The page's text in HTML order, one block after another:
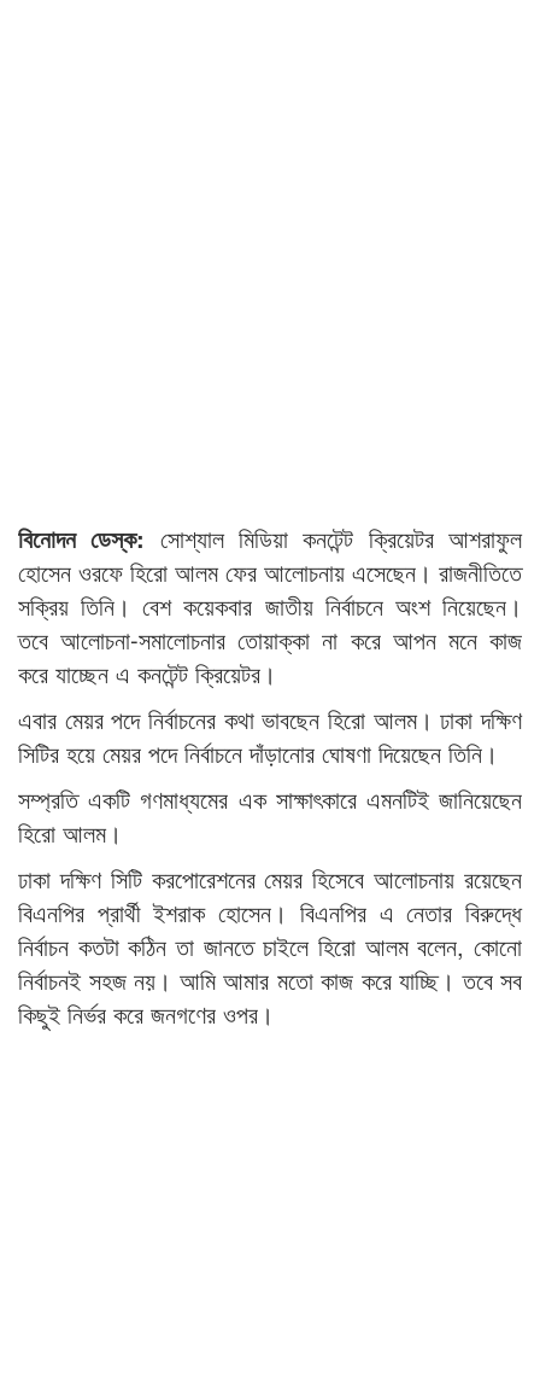
বিনোদন ডেস্ক: সোশ্যাল মিডিয়া কনটেন্ট ক্রিয়েটর আশরাফুল
হোসেন ওরফে হিরো আলম ফের আলোচনায় এসেছেন। রাজনীতিতে
সক্রিয় তিনি। বেশ কয়েকবার জাতীয় নির্বাচনে অংশ নিয়েছেন।
তবে আলোচনা-সমালোচনার তোয়াক্কা না করে আপন মনে কাজ
করে যাচ্ছেন এ কনটেন্ট ক্রিয়েটর।
এবার মেয়র পদে নির্বাচনের কথা ভাবছেন হিরো আলম। ঢাকা দক্ষিণ
সিটির হয়ে মেয়র পদে নির্বাচনে দাঁড়ানোর ঘোষণা দিয়েছেন তিনি।
সম্প্রতি একটি গণমাধ্যমের এক সাক্ষাৎকারে এমনটিই জানিয়েছেন
হিরো আলম।
ঢাকা দক্ষিণ সিটি করপোরেশনের মেয়র হিসেবে আলোচনায় রয়েছেন
বিএনপির প্রার্থী ইশরাক হোসেন। বিএনপির এ নেতার বিরুদ্ধে
নির্বাচন কতটা কঠিন তা জানতে চাইলে হিরো আলম বলেন, কোনো
নির্বাচনই সহজ নয়। আমি আমার মতো কাজ করে যাচ্ছি। তবে সব
কিছুই নির্ভর করে জনগণের ওপর।